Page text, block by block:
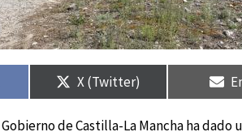
Compartir
en
X (Twitter)
de Castilla-La Mancha ha dado
Compartir
en